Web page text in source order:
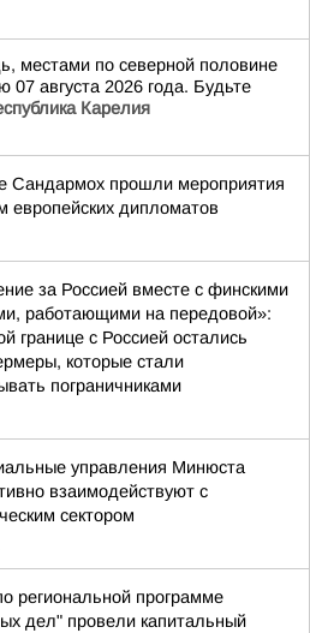
местами по северной половине
07 августа 2026 года. Будьте
Карелия
Сандармох прошли мероприятия
европейских дипломатов
за Россией вместе с финскими
работающими на передовой»:
границе с Россией остались
которые стали
пограничниками
управления Минюста
взаимодействуют с
сектором
региональной программе
дел" провели капитальный